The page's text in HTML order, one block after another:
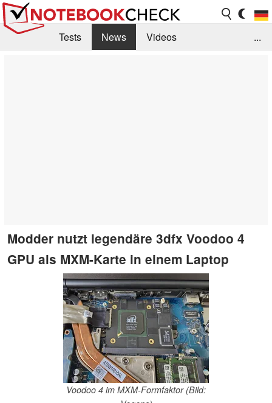
Tests News
Videos
...
Modder nutzt legendäre 3dfx Voodoo 4
GPU als MXM-Karte in einem Laptop
Voodoo 4 im MXM-Formfaktor (Bild: